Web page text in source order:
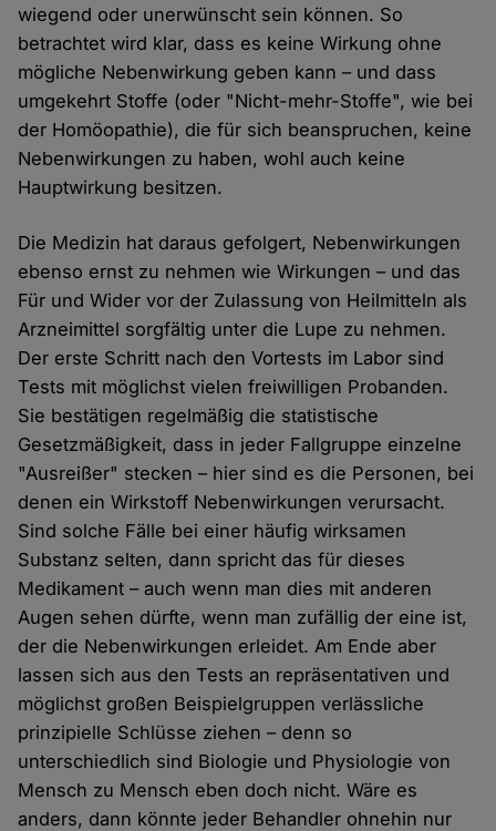
wiegend oder unerwünscht sein können. So
betrachtet wird klar, dass es keine Wirkung ohne
mögliche Nebenwirkung geben kann – und dass
umgekehrt Stoffe (oder "Nicht-mehr-Stoffe", wie bei
der Homöopathie), die für sich beanspruchen, keine
Nebenwirkungen zu haben, wohl auch keine
Hauptwirkung besitzen.
Die Medizin hat daraus gefolgert, Nebenwirkungen
ebenso ernst zu nehmen wie Wirkungen – und das
Für und Wider vor der Zulassung von Heilmitteln als
Arzneimittel sorgfältig unter die Lupe zu nehmen.
Der erste Schritt nach den Vortests im Labor sind
Tests mit möglichst vielen freiwilligen Probanden.
Sie bestätigen regelmäßig die statistische
Gesetzmäßigkeit, dass in jeder Fallgruppe einzelne
"Ausreißer" stecken – hier sind es die Personen, bei
denen ein Wirkstoff Nebenwirkungen verursacht.
Sind solche Fälle bei einer häufig wirksamen
Substanz selten, dann spricht das für dieses
Medikament – auch wenn man dies mit anderen
Augen sehen dürfte, wenn man zufällig der eine ist,
der die Nebenwirkungen erleidet. Am Ende aber
lassen sich aus den Tests an repräsentativen und
möglichst großen Beispielgruppen verlässliche
prinzipielle Schlüsse ziehen – denn so
unterschiedlich sind Biologie und Physiologie von
Mensch zu Mensch eben doch nicht. Wäre es
anders, dann könnte jeder Behandler ohnehin nur